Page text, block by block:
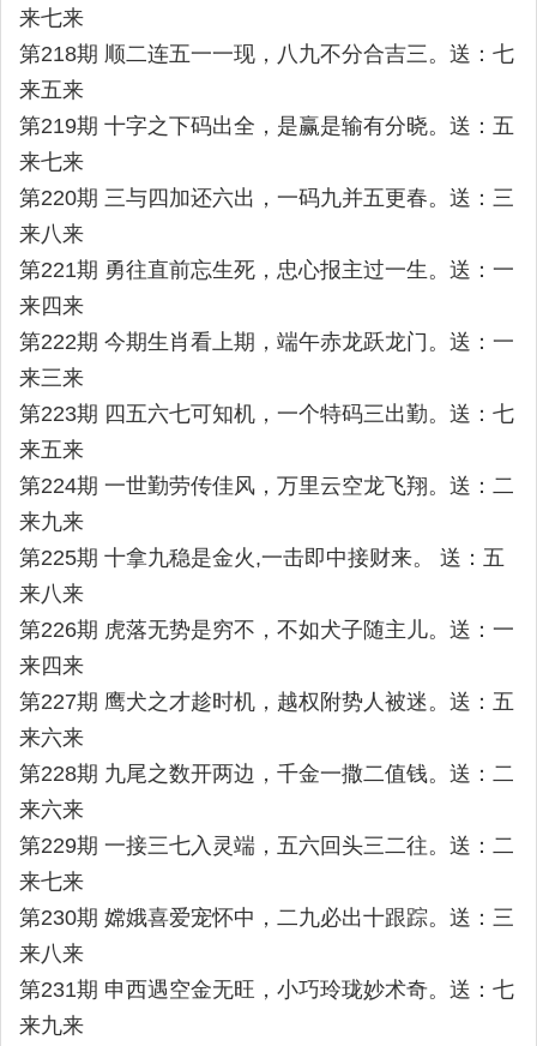
来七来
第218期 顺二连五一一现，八九不分合吉三。送：七
来五来
第219期 十字之下码出全，是赢是输有分晓。送：五
来七来
第220期 三与四加还六出，一码九并五更春。送：三
来八来
第221期 勇往直前忘生死，忠心报主过一生。送：一
来四来
第222期 今期生肖看上期，端午赤龙跃龙门。送：一
来三来
第223期 四五六七可知机，一个特码三出勤。送：七
来五来
第224期 一世勤劳传佳风，万里云空龙飞翔。送：二
来九来
第225期 十拿九稳是金火,一击即中接财来。 送：五
来八来
第226期 虎落无势是穷不，不如犬子随主儿。送：一
来四来
第227期 鹰犬之才趁时机，越权附势人被迷。送：五
来六来
第228期 九尾之数开两边，千金一撒二值钱。送：二
来六来
第229期 一接三七入灵端，五六回头三二往。送：二
来七来
第230期 嫦娥喜爱宠怀中，二九必出十跟踪。送：三
来八来
第231期 申西遇空金无旺，小巧玲珑妙术奇。送：七
来九来